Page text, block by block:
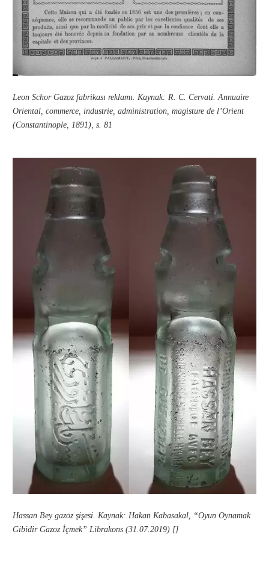
Leon Schor Gazoz fabrikası reklamı. Kaynak: R. C. Cervati. Annuaire
Oriental, commerce, industrie, administration, magisture de l’Orient
(Constantinople, 1891), s. 81
Hassan Bey gazoz şişesi. Kaynak: Hakan Kabasakal, “Oyun Oynamak
Gibidir Gazoz İçmek” Librakons (31.07.2019) []